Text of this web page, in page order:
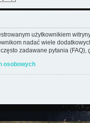
użytkownikiem
nadać wiele
zadawane pytania
osobowych